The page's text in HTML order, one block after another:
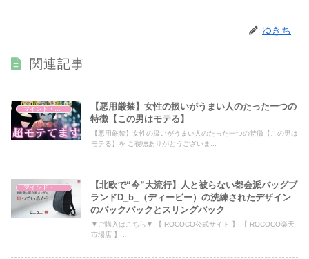
ゆきち
関連記事
マインド・哲学
【悪用厳禁】女性の扱いがうまい人のたった一つの
特徴【この男はモテる】
【悪用厳禁】女性の扱いがうまい人のたった一つの特徴【この男は
モテる】を ご視聴ありがとうございま...
マインド・哲学
【北欧で“今”大流行】人と被らない都会派バッグブ
ランドD_b_（ディービー）の洗練されたデザイン
のパックパックとスリングバック
▼ご購入はこちら▼ 【 ROCOCO公式サイト 】 【 ROCOCO楽天
市場店 】 ...